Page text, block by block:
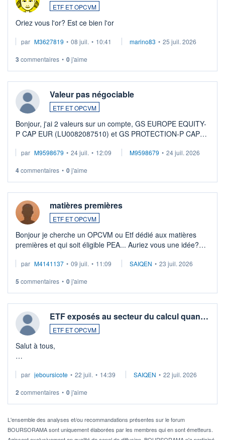
ETF ET OPCVM
Oriez vous l'or? Est ce bien l'or
par M3627819 • 08 juil. • 10:41 marino83 • 25 juil. 2026
3 commentaires • 0j'aime
Valeur pas négociable
ETF ET OPCVM
Bonjour, j'ai 2 valeurs sur un compte, GS EUROPE EQUITY-
P CAP EUR (LU0082087510) et GS PROTECTION-P CAP
veux procéder à la vente, on me signale ...
par M9598679 • 24 juil. • 12:09 M9598679 • 24 juil. 2026
4commentaires • 0j'aime
matières premières
ETF ET OPCVM
Bonjour je cherche un OPCVM ou Etf dédié aux matières
premières et qui soit éligible PEA... Auriez vous une idée?
par M4141137 • 09 juil. • 11:09 SAIQEN • 23 juil. 2026
5 commentaires • 0j'aime
ETF exposés au secteur du calcul quan…
ETF ET OPCVM
Salut à tous,
via un ETF plutôt que des actions individuelles.
Idéalement, je voudrais qu'il soit éligible au PEA.
Pour l' ...
par jeboursicote • 22 juil. • 14:39 SAIQEN • 22 juil. 2026
2 commentaires • 0j'aime
L'ensemble des analyses et/ou recommandations présentes sur le forum
BOURSORAMA sont uniquement élaborées par les membres qui en sont émetteurs.